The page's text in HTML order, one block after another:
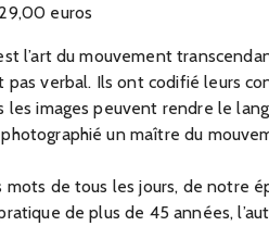
euros
l’art du mouvement
pas verbal. Ils ont codifié leurs
les images peuvent rendre le
un maître du
mots de tous les jours, de notre
de plus de 45 années,